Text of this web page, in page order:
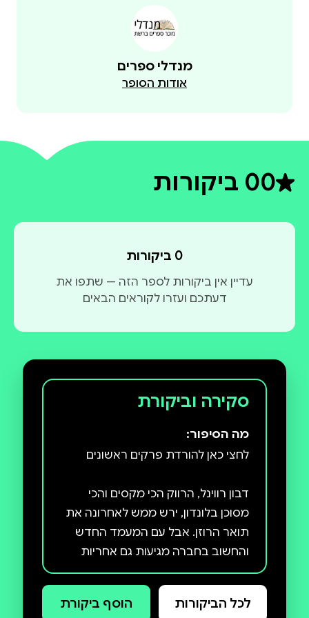
מנדלי ספרים
אודות הסופר
0דירוג ממוצע 0 מתוך 5
0 ביקורות
0 ביקורות
עדיין אין ביקורות לספר הזה — שתפו את
דעתכם ועזרו לקוראים הבאים
סקירה וביקורת
מה הסיפור:
דבון רווינל, הרווק הכי מקסים והכי
מסוכן בלונדון, ירש ממש לאחרונה את
תואר הרוזן. אבל עם המעמד החדש
והחשוב בחברה מגיעות גם אחריות
גדולה ולא רצויה… ואי אלו הפתעות.
הנחלה שלו שקועה בחובות, ושלוש
אחיותיו הצעירות של הרוזן הקודם עדיין
לכל הביקורות הוסף ביקורת